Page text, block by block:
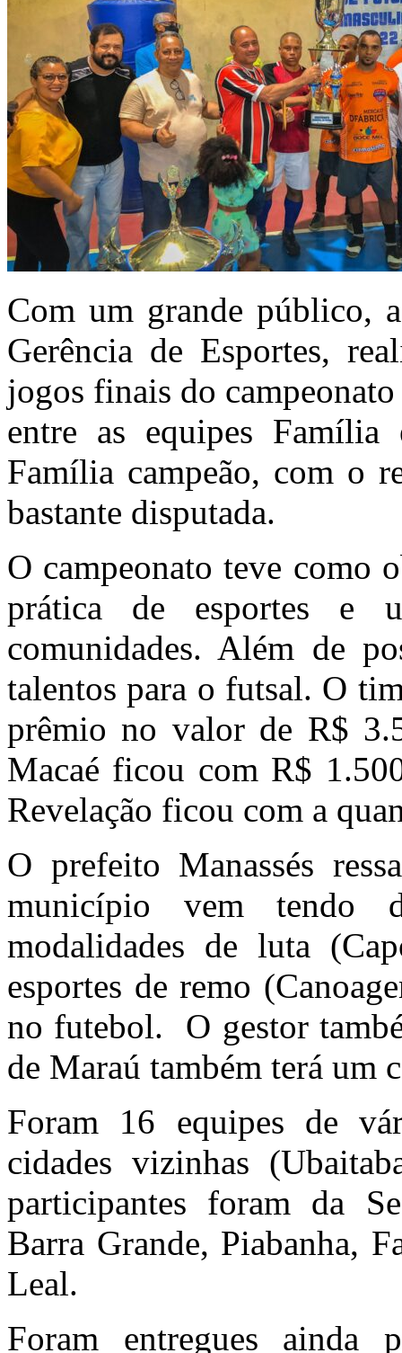
Com um grande público,
Gerência de Esportes,
jogos finais do
entre as equipes
Família campeão, com o
bastante disputada.
O campeonato teve como
prática de esportes e
comunidades. Além de
talentos para o futsal. O
prêmio no valor de R$
Macaé ficou com R$
Revelação ficou com a
O prefeito Manassés
município vem tendo
modalidades de luta
esportes de remo
no futebol. O gestor
de Maraú também terá um
Foram 16 equipes de
cidades vizinhas
participantes foram da
Barra Grande, Piabanha,
Leal.
Foram entregues ainda